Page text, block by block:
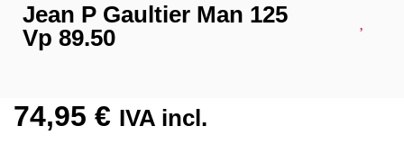
Jean P Gaultier Man 125
Vp 89.50
74,95 € IVA incl.